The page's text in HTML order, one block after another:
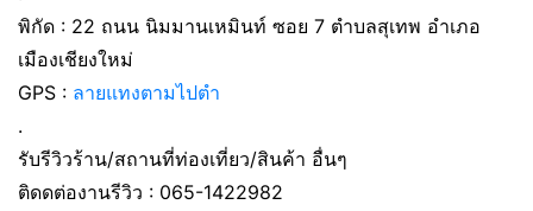
พิกัด : 22 ถนน นิมมานเหมินท์ ซอย 7 ตำบลสุเทพ อำเภอ
เมืองเชียงใหม่
GPS : ลายแทงตามไปตำ
.
รับรีวิวร้าน/สถานที่ท่องเที่ยว/สินค้า อื่นๆ
ติดดต่องานรีวิว : 065-1422982